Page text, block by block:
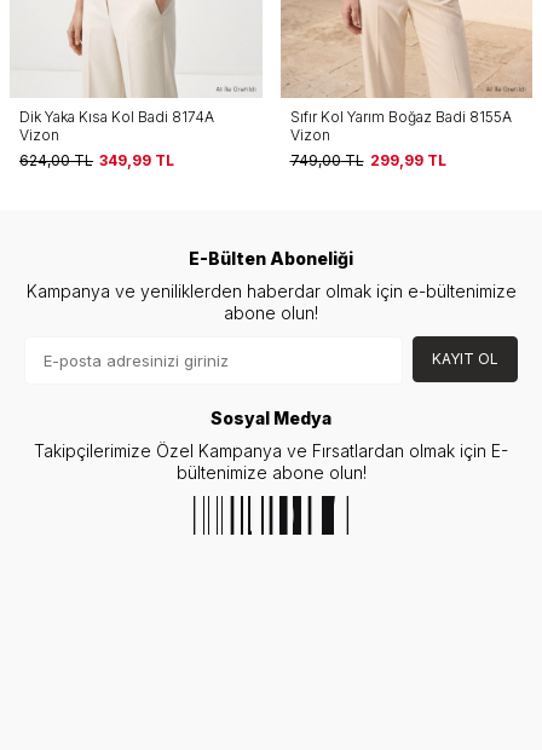
Sıfır Kol Yarım Boğaz Badi 8155A
Vizon
749,00TL 299,99 TL
Boyundan Bağlamalı Dantel Detay
Çıtçıtlı Bodysuit 0348 Kahve
999,00TL 199,99TL
E-Bülten Aboneliği
Kampanya ve yeniliklerden haberdar olmak için e-bültenimize
abone olun!
KAYIT OL
Sosyal Medya
Takipçilerimize Özel Kampanya ve Fırsatlardan olmak için E-
bültenimize abone olun!